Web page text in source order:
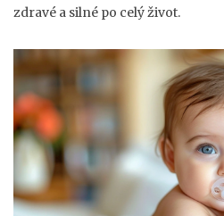
zdravé a silné po celý život.